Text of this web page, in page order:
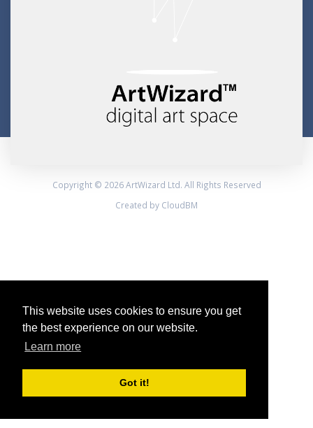
This website uses cookies to ensure you get
the best experience on our website.
Learn more
Got it!
Copyright © 2026 ArtWizard Ltd. All Rights Reserved
Created by CloudBM